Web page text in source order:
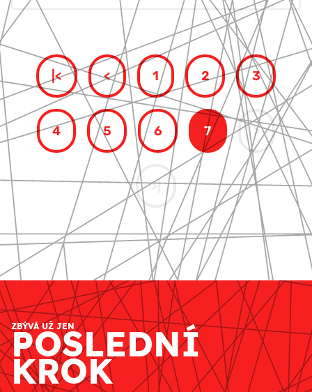
|< < 1 2 3
4 5 6 7 >
>|
ZBÝVÁ UŽ JEN
POSLEDNÍ
KROK